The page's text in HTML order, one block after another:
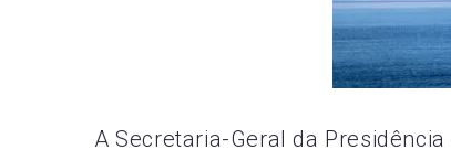
A Secretaria-Geral da